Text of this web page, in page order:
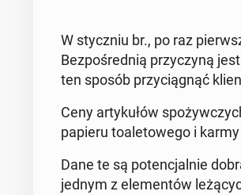
W stycz­niu br., po raz
Bez­po­śred­nią przy­czy­ną
ten sposób przy­cią­gnąć
Ceny ar­ty­ku­łów
papieru to­a­le­to­we­go i karmy
Dane te są po­ten­cjal­nie
jednym z ele­men­tów